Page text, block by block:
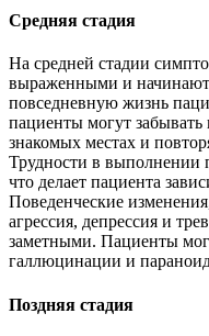
Средняя стадия
На средней стадии
выраженными и начинают
повседневную жизнь
пациенты могут забывать
знакомых местах и
Трудности в выполнении
что делает пациента
Поведенческие
агрессия, депрессия и
заметными. Пациенты
галлюцинации и
Поздняя стадия